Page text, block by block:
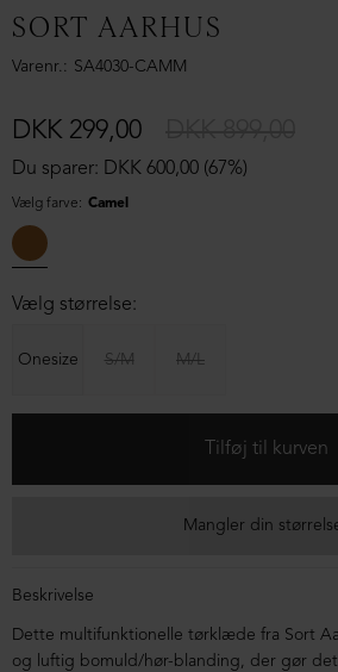
SORT AARHUS
Varenr. SA4030-CAMM
Du sparer: DKK 600,00 (67%)
DKK 299,00
Vælg farve: Camel
Vælg størrelse:
Onesize S/M M/L
Mangler din
Beskrivelse
Dette multifunktionelle tørklæde fra Sort
og luftig bomuld/hør-blanding, der gør